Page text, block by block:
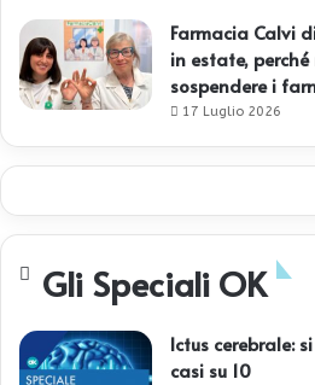
Farmacia Calvi
in estate,
sospendere i
17 Luglio 2026
Gli Speciali OK
Ictus cerebrale:
casi su 10